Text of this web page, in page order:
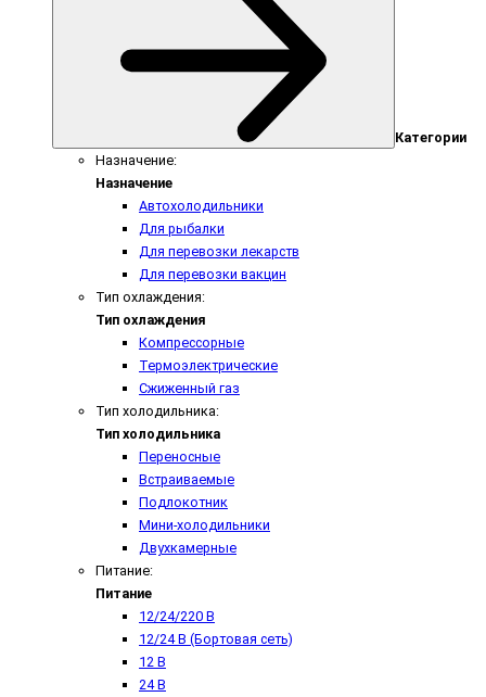
Категории
Назначение:
Назначение
Автохолодильники
Для рыбалки
Для перевозки лекарств
Для перевозки вакцин
Тип охлаждения:
Тип охлаждения
Компрессорные
Термоэлектрические
Сжиженный газ
Тип холодильника:
Тип холодильника
Переносные
Встраиваемые
Подлокотник
Мини-холодильники
Двухкамерные
Питание:
Питание
12/24/220 В
12/24 В (Бортовая сеть)
12 В
24 В